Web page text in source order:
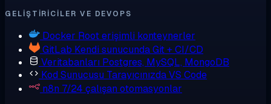
GELIŞTIRICILER VE DEVOPS
Docker Root erişimli konteynerler
GitLab Kendi sunucunda Git + CI/CD
Veritabanları Postgres, MySQL, MongoDB
Kod Sunucusu Tarayıcınızda VS Code
n8n 7/24 çalışan otomasyonlar